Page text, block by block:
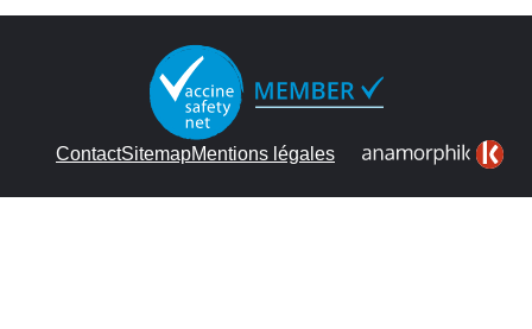
ContactSitemapMentions légales